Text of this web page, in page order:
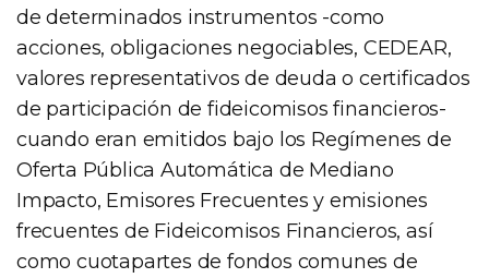
de determinados instrumentos -como
acciones, obligaciones negociables, CEDEAR,
valores representativos de deuda o certificados
de participación de fideicomisos financieros-
cuando eran emitidos bajo los Regímenes de
Oferta Pública Automática de Mediano
Impacto, Emisores Frecuentes y emisiones
frecuentes de Fideicomisos Financieros, así
como cuotapartes de fondos comunes de